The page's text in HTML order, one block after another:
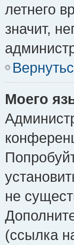
летнего
значит,
Моего
не
(ссылка